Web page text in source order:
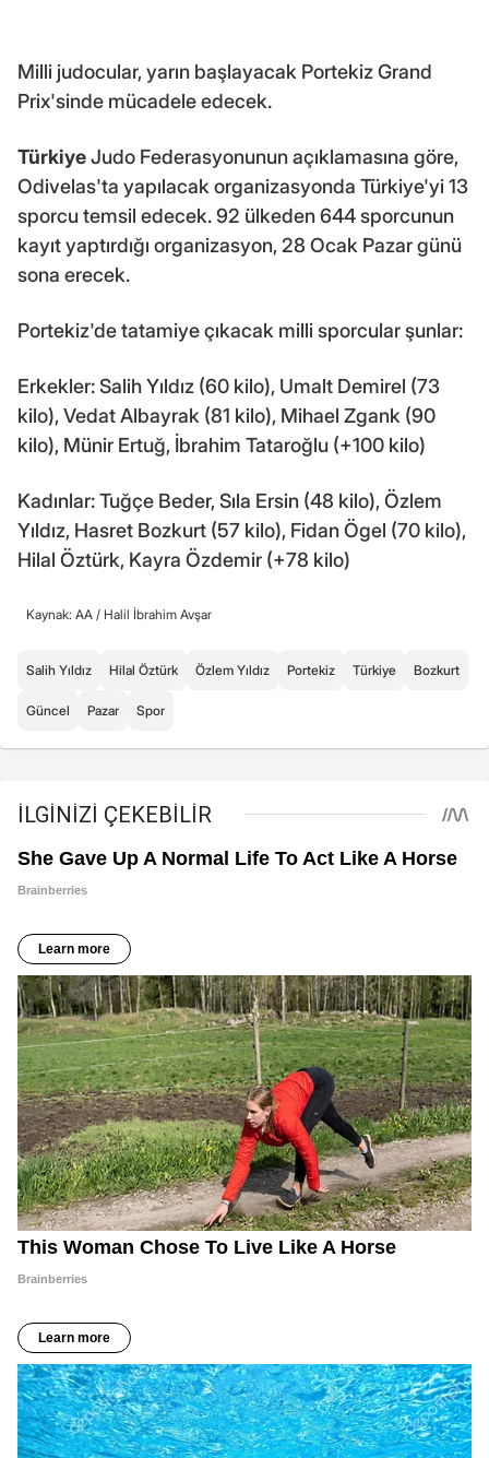
Milli judocular, yarın başlayacak Portekiz Grand
Prix'sinde mücadele edecek.
TürkiyeJudo Federasyonunun açıklamasına göre,
Odivelas'ta yapılacak organizasyonda Türkiye'yi 13
sporcu temsil edecek. 92 ülkeden 644 sporcunun
kayıt yaptırdığı organizasyon, 28 Ocak Pazar günü
sona erecek.
Portekiz'de tatamiye çıkacak milli sporcular şunlar:
Erkekler: Salih Yıldız (60 kilo), Umalt Demirel (73
kilo), Vedat Albayrak (81 kilo), Mihael Zgank (90
kilo), Münir Ertuğ, İbrahim Tataroğlu (+100 kilo)
Kadınlar: Tuğçe Beder, Sıla Ersin (48 kilo), Özlem
Yıldız, Hasret Bozkurt (57 kilo), Fidan Ögel (70 kilo),
Hilal Öztürk, Kayra Özdemir (+78 kilo)
Kaynak: AA / Halil İbrahim Avşar
Salih Yıldız Hilal Öztürk Özlem Yıldız Portekiz Türkiye Bozkurt
Güncel Pazar Spor